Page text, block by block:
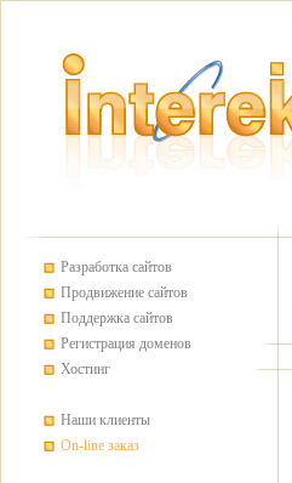
Разработка сайтов
Продвижение сайтов
Поддержка сайтов
Регистрация доменов
Хостинг
Наши клиенты
On-line заказ